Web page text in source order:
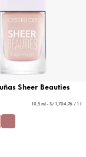
Sheer Beauties
10.5 ml - S/ 1,704.76 / 1 l